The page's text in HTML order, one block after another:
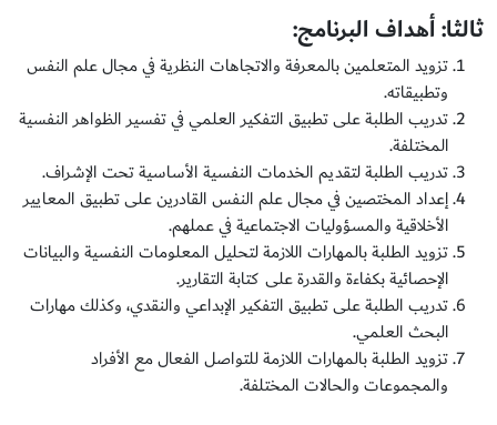
ثالثا: أهداف البرنامج:
تزويد المتعلمين بالمعرفة والاتجاهات النظرية في مجال علم النفس
وتطبيقاته.
تدريب الطلبة على تطبيق التفكير العلمي في تفسير الظواهر النفسية
المختلفة.
تدريب الطلبة لتقديم الخدمات النفسية الأساسية تحت الإشراف.
إعداد المختصين في مجال علم النفس القادرين على تطبيق المعايير
الأخلاقية والمسؤوليات الاجتماعية في عملهم.
تزويد الطلبة بالمهارات اللازمة لتحليل المعلومات النفسية والبيانات
الإحصائية بكفاءة والقدرة على كتابة التقارير.
تدريب الطلبة على تطبيق التفكير الإبداعي والنقدي، وكذلك مهارات
البحث العلمي.
تزويد الطلبة بالمهارات اللازمة للتواصل الفعال مع الأفراد
والمجموعات والحالات المختلفة.